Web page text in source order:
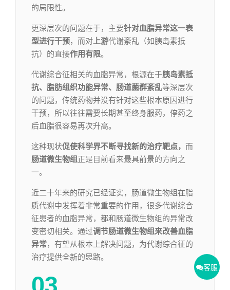
的局限性。
更深层次的问题在于，主要针对血脂异常这一表
型进行干预，而对上游代谢紊乱（如胰岛素抵
抗）的直接作用有限。
代谢综合征相关的血脂异常，根源在于胰岛素抵
抗、脂肪组织功能异常、肠道菌群紊乱等深层次
的问题，传统药物并没有针对这些根本原因进行
干预，所以往往需要长期甚至终身服药，停药之
后血脂很容易再次升高。
这种现状促使科学界不断寻找新的治疗靶点， 而
肠道微生物组正是目前看来最具前景的方向之
一。
近二十年来的研究已经证实，肠道微生物组在脂
质代谢中发挥着非常重要的作用，很多代谢综合
征患者的血脂异常，都和肠道微生物组的异常改
变密切相关。通过调节肠道微生物组来改善血脂
异常，有望从根本上解决问题，为代谢综合征的
治疗提供全新的思路。
客服